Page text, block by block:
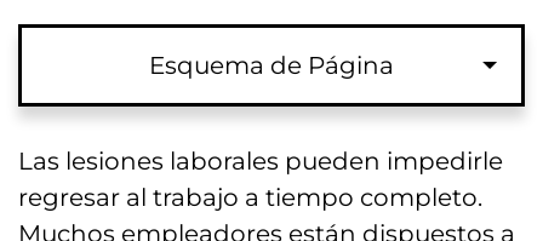
Esquema de Página
Llevar su Reclamo de Compensación
de Trabajadores a los Tribunales en
Easton, PA
Las lesiones laborales pueden impedirle
regresar al trabajo a tiempo completo.
Muchos empleadores están dispuestos a